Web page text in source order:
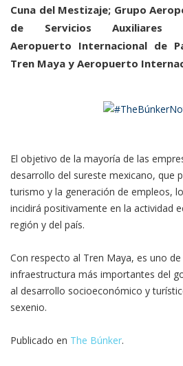
Cuna del Mestizaje; Grupo
de Servicios Auxiliares
Aeropuerto Internacional de
Tren Maya y Aeropuerto
El objetivo de la mayoría de las
desarrollo del sureste mexicano, que
turismo y la generación de empleos,
incidirá positivamente en la actividad
región y del país.
Con respecto al Tren Maya, es uno
infraestructura más importantes del
al desarrollo socioeconómico y
sexenio.
Publicado en The Búnker.